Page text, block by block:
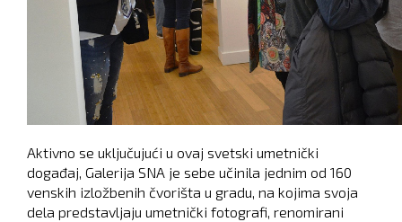
Aktivno se uključujući u ovaj svetski umetnički
događaj, Galerija SNA je sebe učinila jednim od 160
venskih izložbenih čvorišta u gradu, na kojima svoja
dela predstavljaju umetnički fotografi, renomirani